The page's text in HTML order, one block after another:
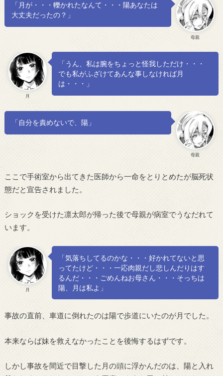
母親
「月が・・・轢かれたなんて・・・陽あなたは
大丈夫だったの？」
月
「うん、私は腕をちょっと怪我しただけ・・・
でも私がふざけてあんな事しなければ月
は・・・」
母親
「自分を責めないで、陽」
ここで手術室から出てきた医師から一命をとりとめたが脳死状
態だと宣告されました。
ショックを受けた凛太郎が帰った後で母親が病室でうなだれて
います。
月
「気落ちしてるのかな・・・好かれてないと思
ってたけど・・・一応肉親だし悲しんだりはす
るんだ・・・ごめんねお母さん・・・そっちは
陽、月は私よ」
事故の直前、車道に倒れたのは陽で歩道にいたのが月でした。
本来ならば妹を救えなかったことを後悔するはずです。
しかし事故を間近で目撃した月の頭に浮かんだのは、陽と入れ